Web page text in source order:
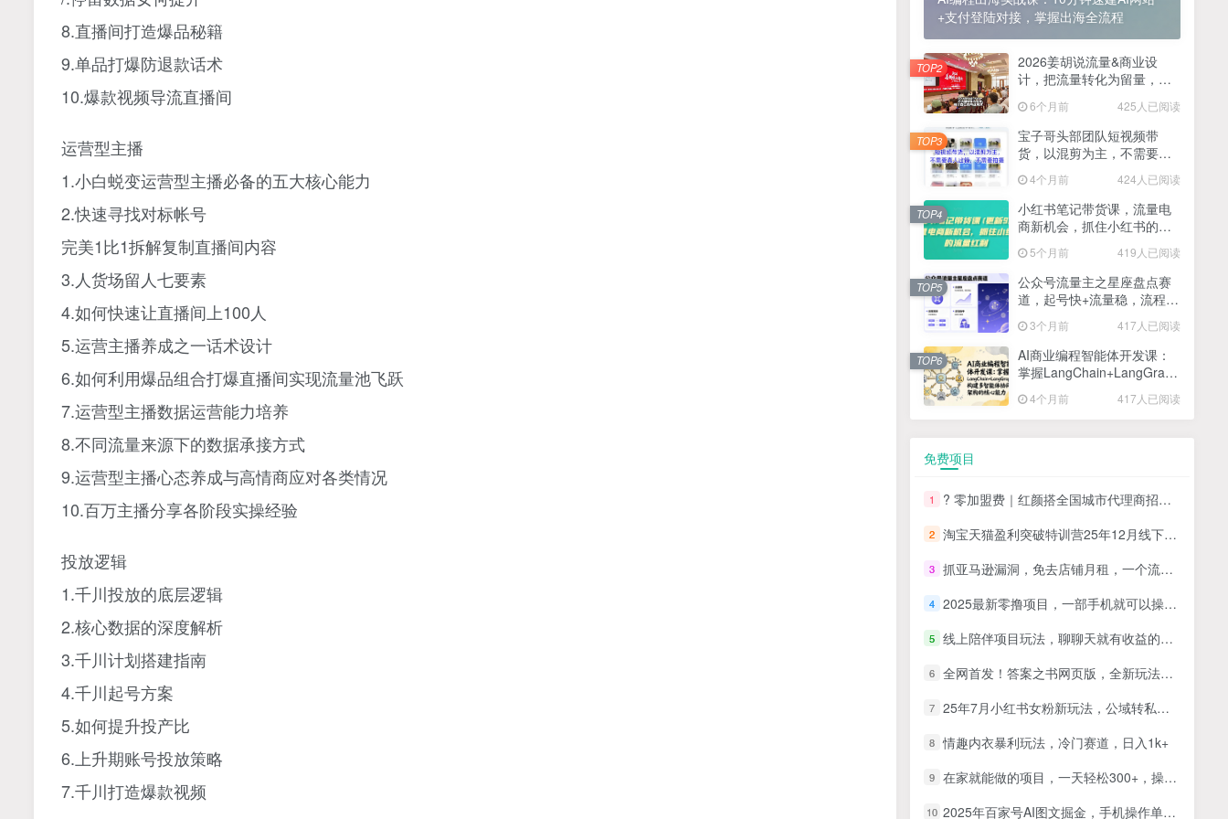
8.直播间打造爆品秘籍
9.单品打爆防退款话术
10.爆款视频导流直播间
运营型主播
1.小白蜕变运营型主播必备的五大核心能力
2.快速寻找对标帐号
完美1比1拆解复制直播间内容
3.人货场留人七要素
4.如何快速让直播间上100人
5.运营主播养成之一话术设计
6.如何利用爆品组合打爆直播间实现流量池飞跃
7.运营型主播数据运营能力培养
8.不同流量来源下的数据承接方式
9.运营型主播心态养成与高情商应对各类情况
10.百万主播分享各阶段实操经验
投放逻辑
1.千川投放的底层逻辑
2.核心数据的深度解析
3.千川计划搭建指南
4.千川起号方案
5.如何提升投产比
6.上升期账号投放策略
7.千川打造爆款视频
2025最新零撸项目，一部手机就可以操作，20秒一单，零投入纯薅羊毛，无门槛，一天200+【揭秘】
5 线上陪伴项目玩法，聊聊天就有收益的项目，一个月收益5000+
6 全网首发！答案之书网页版，全新玩法，搭配文档和网页，日入1k+零门槛小白首选副业
7 25年7月小红书女粉新玩法，公域转私域变现，日轻松变现2张+，5分钟简单复制好上手
8 情趣内衣暴利玩法，冷门赛道，日入1k+
9 在家就能做的项目，一天轻松300+，操作简单上手快
10 2025年百家号AI图文掘金，手机操作单号月入4-5位数，低门槛【附指令+工具】
抖音情感文案项目玩法，单月涨粉3000+，新手小白也能做
+支付登陆对接，掌握出海全流程
2026姜胡说流量&商业设
计，把流量转化为留量，设
6个月前 425人已阅读
TOP2
宝子哥头部团队短视频带
货，以混剪为主，不需要真
26年3月】
4个月前 424人已阅读
TOP3
小红书笔记带货课，流量电
商新机会，抓住小红书的流
5个月前 419人已阅读
TOP4
公众号流量主之星座盘点赛
道，起号快+流量稳，流程简
3个月前 417人已阅读
TOP5
AI商业编程智能体开发课：
掌握LangChain+LangGraph
心能力
4个月前 417人已阅读
TOP6
免费项目
1 ? 零加盟费｜红颜搭全国城市代理商招募正式启动！
2 淘宝天猫盈利突破特训营25年12月线下课，系统性的深度剖析电商企业经营之道，打造电商标准化运营体系
3 抓亚马逊漏洞，免去店铺月租，一个流量大竞争小，让你有机会成大卖的赛道
4 2025最新零撸项目，一部手机就可以操作，20秒一单，零投入纯薅羊毛，无门槛，一天200+【揭秘】
5 线上陪伴项目玩法，聊聊天就有收益的项目，一个月收益5000+
6 全网首发！答案之书网页版，全新玩法，搭配文档和网页，日入1k+零门槛小白首选副业
7 25年7月小红书女粉新玩法，公域转私域变现，日轻松变现2张+，5分钟简单复制好上手
8 情趣内衣暴利玩法，冷门赛道，日入1k+
9 在家就能做的项目，一天轻松300+，操作简单上手快
10 2025年百家号AI图文掘金，手机操作单号月入4-5位数，低门槛【附指令+工具】